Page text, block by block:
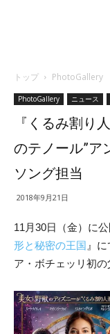
トップ PhotoGallery
PhotoGallery ニュース
『くるみ割り
のテノール”ア
ソング担当
2018年9月21日
11月30日（金）に
形と秘密の王国 』
ア・ボチェッリ初の